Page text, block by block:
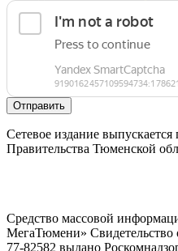
Отправить
Сетевое издание
Правительства Тюменской
Средство массовой
МегаТюмени»
77-82582 выдано